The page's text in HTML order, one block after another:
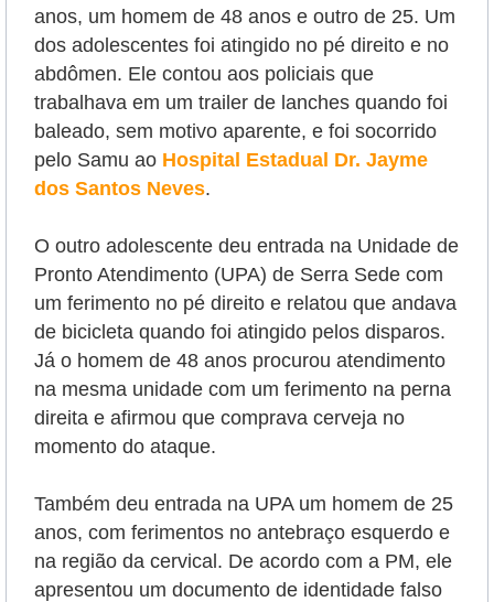
anos, um homem de 48 anos e outro de 25. Um
dos adolescentes foi atingido no pé direito e no
abdômen. Ele contou aos policiais que
trabalhava em um trailer de lanches quando foi
baleado, sem motivo aparente, e foi socorrido
pelo Samu ao Hospital Estadual Dr. Jayme
dos Santos Neves.
O outro adolescente deu entrada na Unidade de
Pronto Atendimento (UPA) de Serra Sede com
um ferimento no pé direito e relatou que andava
de bicicleta quando foi atingido pelos disparos.
Já o homem de 48 anos procurou atendimento
na mesma unidade com um ferimento na perna
direita e afirmou que comprava cerveja no
momento do ataque.
Também deu entrada na UPA um homem de 25
anos, com ferimentos no antebraço esquerdo e
na região da cervical. De acordo com a PM, ele
apresentou um documento de identidade falso